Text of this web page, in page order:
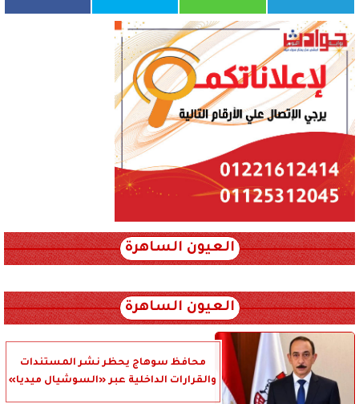
العيون الساهرة
العيون الساهرة
محافظ سوهاج يحظر نشر المستندات
والقرارات الداخلية عبر «السوشيال ميديا»